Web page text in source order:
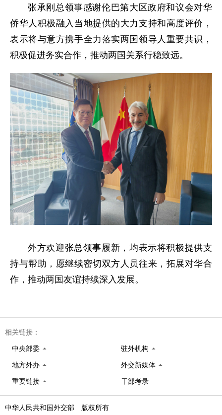
张承刚总领事感谢伦巴第大区政府和议会对华
侨华人积极融入当地提供的大力支持和高度评价，
表示将与意方携手全力落实两国领导人重要共识，
积极促进务实合作，推动两国关系行稳致远。
外方欢迎张总领事履新，均表示将积极提供支
持与帮助，愿继续密切双方人员往来，拓展对华合
作，推动两国友谊持续深入发展。
相关链接：
中央部委 驻外机构
地方外办 外交新媒体
重要链接 干部考录
中华人民共和国外交部 版权所有